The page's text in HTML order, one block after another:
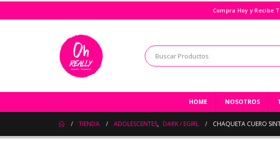
Compra Hoy y Recibe
HOME NOSOTROS
TIENDA ADOLESCENTES, DARK / EGIRL CHAQUETA CUERO